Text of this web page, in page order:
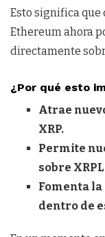
Esto significa que
Ethereum ahora
directamente
¿Por qué esto
Atrae
XRP.
Permite
sobre
Fomenta la
dentro de